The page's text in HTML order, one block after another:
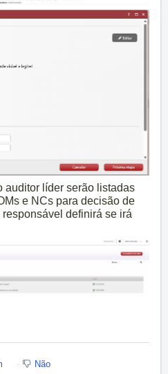
auditor líder serão listadas
e NCs para decisão de
definirá se irá
Não